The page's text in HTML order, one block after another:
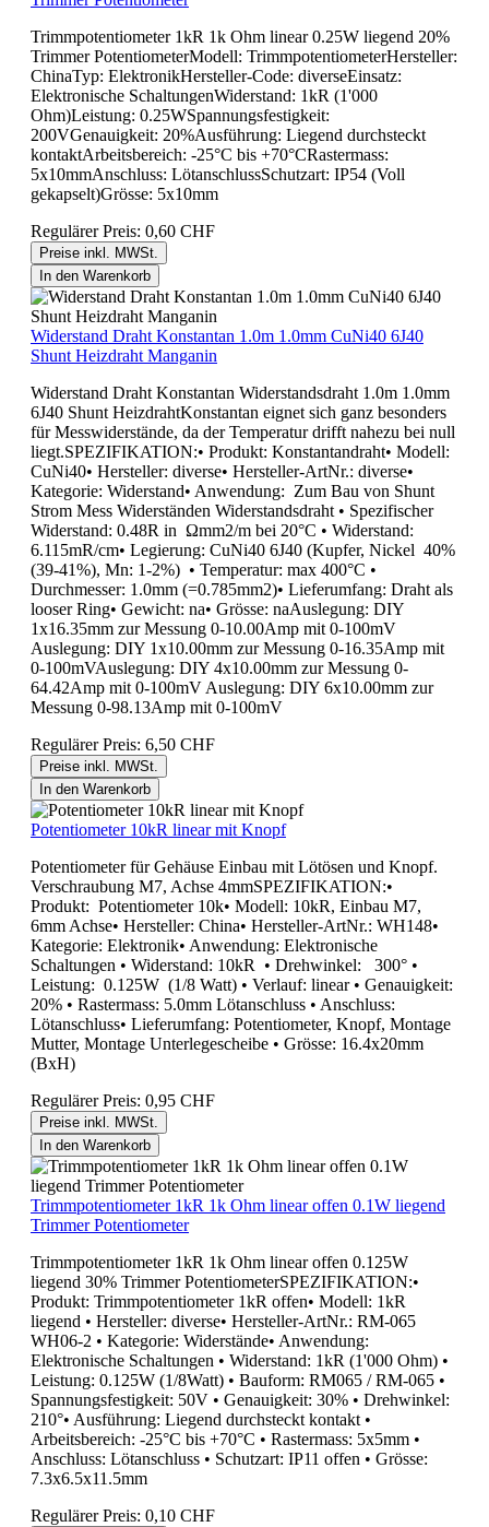
Trimmpotentiometer 1kR 1k Ohm linear 0.25W liegend 20%
Trimmer PotentiometerModell: TrimmpotentiometerHersteller:
ChinaTyp: ElektronikHersteller-Code: diverseEinsatz:
Elektronische SchaltungenWiderstand: 1kR (1'000
Ohm)Leistung: 0.25WSpannungsfestigkeit:
200VGenauigkeit: 20%Ausführung: Liegend durchsteckt
kontaktArbeitsbereich: -25°C bis +70°CRastermass:
5x10mmAnschluss: LötanschlussSchutzart: IP54 (Voll
gekapselt)Grösse: 5x10mm
Regulärer Preis: 0,60 CHF
Preise inkl. MWSt.
In den Warenkorb
Widerstand Draht Konstantan 1.0m 1.0mm CuNi40 6J40
Shunt Heizdraht Manganin
Widerstand Draht Konstantan Widerstandsdraht 1.0m 1.0mm
6J40 Shunt HeizdrahtKonstantan eignet sich ganz besonders
für Messwiderstände, da der Temperatur drifft nahezu bei null
liegt.SPEZIFIKATION:• Produkt: Konstantandraht• Modell:
CuNi40• Hersteller: diverse• Hersteller-ArtNr.: diverse•
Kategorie: Widerstand• Anwendung: Zum Bau von Shunt
Strom Mess Widerständen Widerstandsdraht • Spezifischer
Widerstand: 0.48R in Ωmm2/m bei 20°C • Widerstand:
6.115mR/cm• Legierung: CuNi40 6J40 (Kupfer, Nickel 40%
(39-41%), Mn: 1-2%) • Temperatur: max 400°C •
Durchmesser: 1.0mm (=0.785mm2)• Lieferumfang: Draht als
looser Ring• Gewicht: na• Grösse: naAuslegung: DIY
1x16.35mm zur Messung 0-10.00Amp mit 0-100mV
Auslegung: DIY 1x10.00mm zur Messung 0-16.35Amp mit
0-100mVAuslegung: DIY 4x10.00mm zur Messung 0-
64.42Amp mit 0-100mV Auslegung: DIY 6x10.00mm zur
Messung 0-98.13Amp mit 0-100mV
Regulärer Preis: 6,50 CHF
Preise inkl. MWSt.
In den Warenkorb
Potentiometer 10kR linear mit Knopf
Potentiometer für Gehäuse Einbau mit Lötösen und Knopf.
Verschraubung M7, Achse 4mmSPEZIFIKATION:•
Produkt: Potentiometer 10k• Modell: 10kR, Einbau M7,
6mm Achse• Hersteller: China• Hersteller-ArtNr.: WH148•
Kategorie: Elektronik• Anwendung: Elektronische
Schaltungen • Widerstand: 10kR • Drehwinkel: 300° •
Leistung: 0.125W (1/8 Watt) • Verlauf: linear • Genauigkeit:
20% • Rastermass: 5.0mm Lötanschluss • Anschluss:
Lötanschluss• Lieferumfang: Potentiometer, Knopf, Montage
Mutter, Montage Unterlegescheibe • Grösse: 16.4x20mm
(BxH)
Regulärer Preis: 0,95 CHF
Preise inkl. MWSt.
In den Warenkorb
Trimmpotentiometer 1kR 1k Ohm linear offen 0.1W liegend
Trimmer Potentiometer
Trimmpotentiometer 1kR 1k Ohm linear offen 0.125W
liegend 30% Trimmer PotentiometerSPEZIFIKATION:•
Produkt: Trimmpotentiometer 1kR offen• Modell: 1kR
liegend • Hersteller: diverse• Hersteller-ArtNr.: RM-065
WH06-2 • Kategorie: Widerstände• Anwendung:
Elektronische Schaltungen • Widerstand: 1kR (1'000 Ohm) •
Leistung: 0.125W (1/8Watt) • Bauform: RM065 / RM-065 •
Spannungsfestigkeit: 50V • Genauigkeit: 30% • Drehwinkel:
210°• Ausführung: Liegend durchsteckt kontakt •
Arbeitsbereich: -25°C bis +70°C • Rastermass: 5x5mm •
Anschluss: Lötanschluss • Schutzart: IP11 offen • Grösse:
7.3x6.5x11.5mm
Regulärer Preis: 0,10 CHF